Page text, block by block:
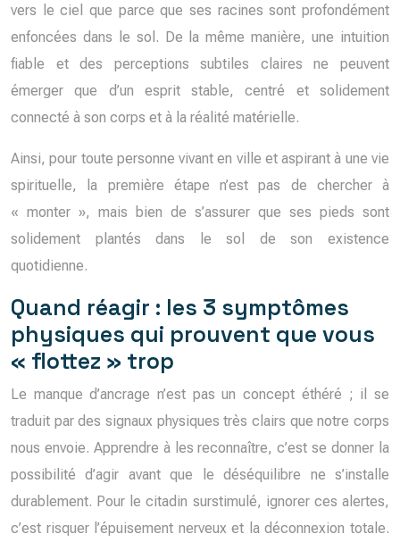
vers le ciel que parce que ses racines sont profondément
enfoncées dans le sol. De la même manière, une intuition
fiable et des perceptions subtiles claires ne peuvent
émerger que d’un esprit stable, centré et solidement
connecté à son corps et à la réalité matérielle.
Ainsi, pour toute personne vivant en ville et aspirant à une vie
spirituelle, la première étape n’est pas de chercher à
« monter », mais bien de s’assurer que ses pieds sont
solidement plantés dans le sol de son existence
quotidienne.
Quand réagir : les 3 symptômes
physiques qui prouvent que vous
« flottez » trop
Le manque d’ancrage n’est pas un concept éthéré ; il se
traduit par des signaux physiques très clairs que notre corps
nous envoie. Apprendre à les reconnaître, c’est se donner la
possibilité d’agir avant que le déséquilibre ne s’installe
durablement. Pour le citadin surstimulé, ignorer ces alertes,
c’est risquer l’épuisement nerveux et la déconnexion totale.